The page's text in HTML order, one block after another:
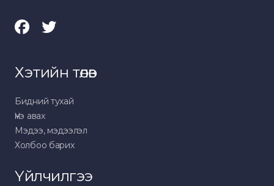
Хэтийн төлөв
Бидний тухай
Үнэ авах
Мэдээ, мэдээлэл
Холбоо барих
Үйлчилгээ